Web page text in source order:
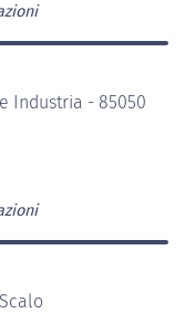
Industria - 85050